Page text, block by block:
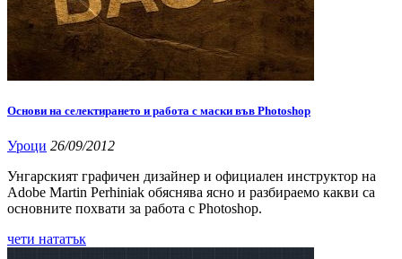
Основи на селектирането и работа с маски във Photoshop
Уроци 26/09/2012
Унгарският графичен дизайнер и официален инструктор на
Adobe Martin Perhiniak обяснява ясно и разбираемо какви са
основните похвати за работа с Photoshop.
чети нататък